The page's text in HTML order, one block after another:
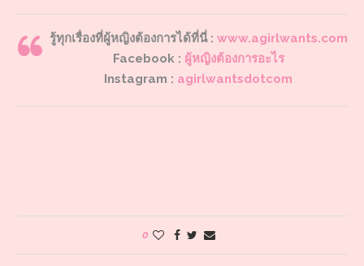
รู้ทุกเรื่องที่ผู้หญิงต้องการได้ที่นี่ : www.agirlwants.com
Facebook : ผู้หญิงต้องการอะไร
Instagram : agirlwantsdotcom
0